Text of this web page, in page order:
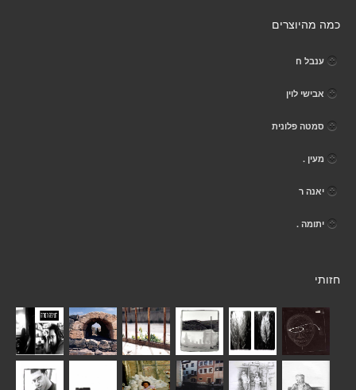
כמה מהיוצרים
ענבל ח
אבישי לוין
סמטה פלונית
מעין .
יאנה ר
יתומה .
חזותי